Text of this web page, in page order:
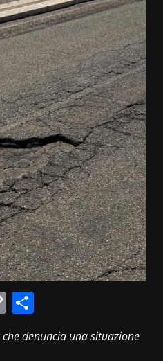
Copy
Linkdenuncia una situazione